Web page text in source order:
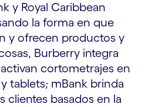
y Royal Caribbean
la forma en que
y ofrecen productos y
Burberry integra
cortometrajes en
tablets; mBank brinda
clientes basados en la